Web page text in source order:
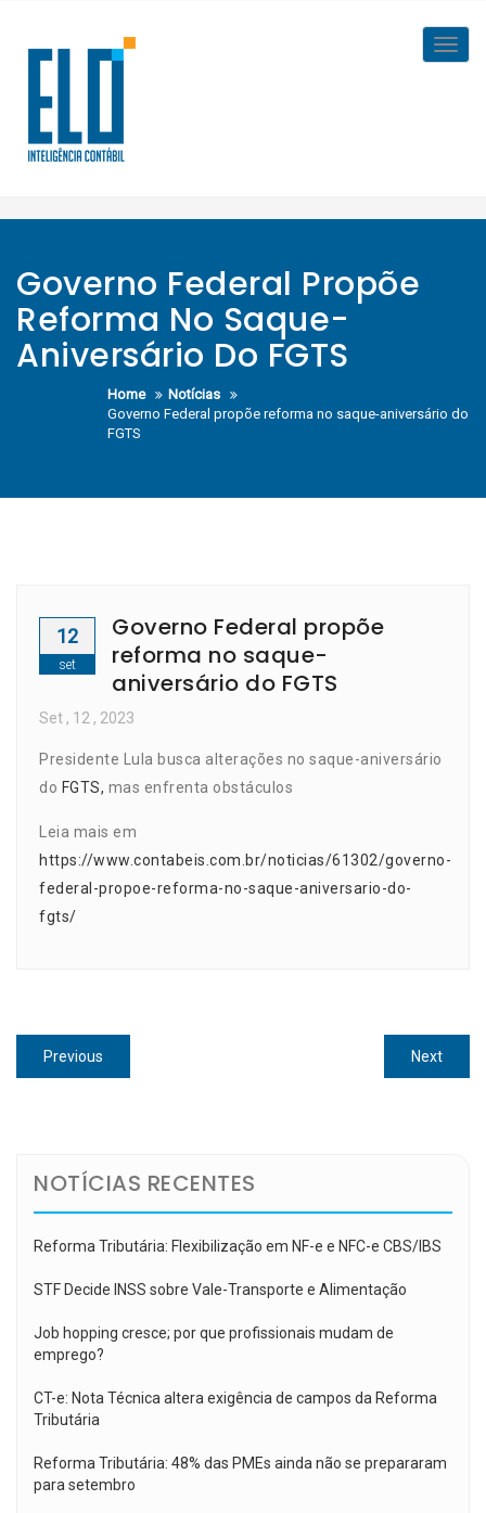
content
Governo Federal Propõe
Reforma No Saque-
Aniversário Do FGTS
Home
Notícias
Governo Federal propõe reforma no saque-aniversário do
FGTS
12
set
Governo Federal propõe
reforma no saque-
aniversário do FGTS
Set , 12 , 2023
Presidente Lula busca alterações no saque-aniversário
do FGTS, mas enfrenta obstáculos
Leia mais em
https://www.contabeis.com.br/noticias/61302/governo-
federal-propoe-reforma-no-saque-aniversario-do-
fgts/
Navegação
de
Previous
post:
NextNext
post:
NOTÍCIAS RECENTES
Reforma Tributária: Flexibilização em NF-e e NFC-e CBS/IBS
STF Decide INSS sobre Vale-Transporte e Alimentação
Job hopping cresce; por que profissionais mudam de
emprego?
CT-e: Nota Técnica altera exigência de campos da Reforma
Tributária
Reforma Tributária: 48% das PMEs ainda não se prepararam
para setembro